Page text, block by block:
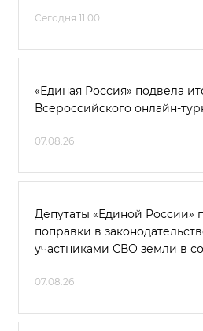
Сегодня 11:00
«Единая Россия» подвела
Всероссийского онлайн-
07.08.26
Депутаты «Единой России»
поправки в
участниками СВО земли в
07.08.26